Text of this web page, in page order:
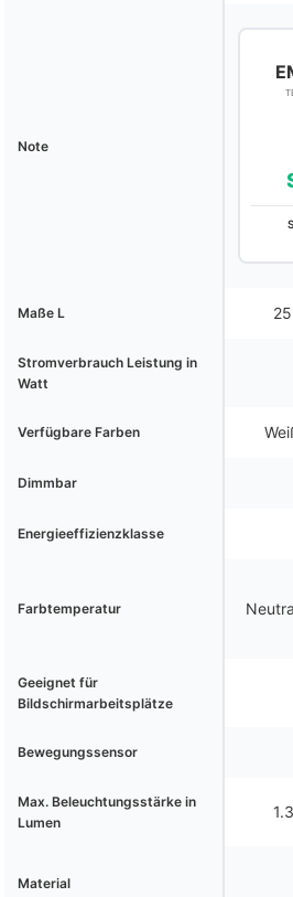
Note
Maße L
Stromverbrauch Leistung in
Watt
Verfügbare Farben
Dimmbar
Energieeffizienzklasse
Farbtemperatur
Geeignet für
Bildschirmarbeitsplätze
Bewegungssensor
Max. Beleuchtungsstärke in
Lumen
Material